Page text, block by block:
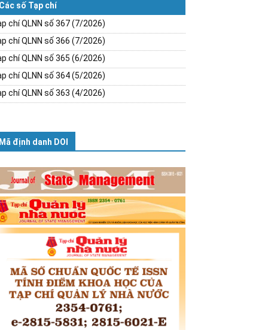
Các số Tạp chí
chí QLNN số 367 (7/2026)
chí QLNN số 366 (7/2026)
chí QLNN số 365 (6/2026)
chí QLNN số 364 (5/2026)
chí QLNN số 363 (4/2026)
Mã định danh DOI